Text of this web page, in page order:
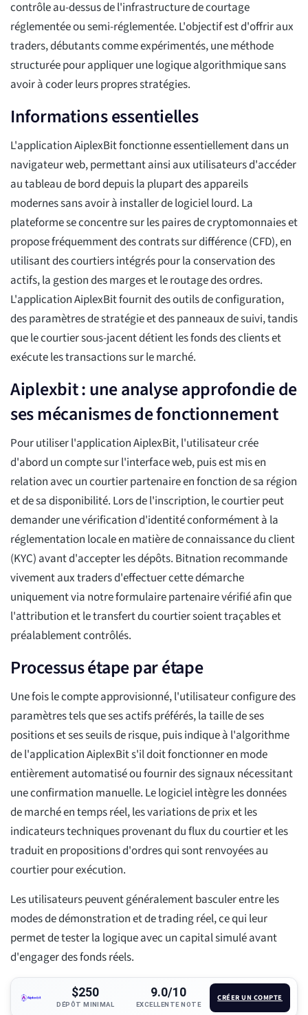
contrôle au-dessus de l'infrastructure de courtage
réglementée ou semi-réglementée. L'objectif est d'offrir aux
traders, débutants comme expérimentés, une méthode
structurée pour appliquer une logique algorithmique sans
avoir à coder leurs propres stratégies.
Informations essentielles
L'application AiplexBit fonctionne essentiellement dans un
navigateur web, permettant ainsi aux utilisateurs d'accéder
au tableau de bord depuis la plupart des appareils
modernes sans avoir à installer de logiciel lourd. La
plateforme se concentre sur les paires de cryptomonnaies et
propose fréquemment des contrats sur différence (CFD), en
utilisant des courtiers intégrés pour la conservation des
actifs, la gestion des marges et le routage des ordres.
L'application AiplexBit fournit des outils de configuration,
des paramètres de stratégie et des panneaux de suivi, tandis
que le courtier sous-jacent détient les fonds des clients et
exécute les transactions sur le marché.
Aiplexbit : une analyse approfondie de
ses mécanismes de fonctionnement
Pour utiliser l'application AiplexBit, l'utilisateur crée
d'abord un compte sur l'interface web, puis est mis en
relation avec un courtier partenaire en fonction de sa région
et de sa disponibilité. Lors de l'inscription, le courtier peut
demander une vérification d'identité conformément à la
réglementation locale en matière de connaissance du client
(KYC) avant d'accepter les dépôts. Bitnation recommande
vivement aux traders d'effectuer cette démarche
uniquement via notre formulaire partenaire vérifié afin que
l'attribution et le transfert du courtier soient traçables et
préalablement contrôlés.
Processus étape par étape
Une fois le compte approvisionné, l'utilisateur configure des
paramètres tels que ses actifs préférés, la taille de ses
positions et ses seuils de risque, puis indique à l'algorithme
de l'application AiplexBit s'il doit fonctionner en mode
entièrement automatisé ou fournir des signaux nécessitant
une confirmation manuelle. Le logiciel intègre les données
de marché en temps réel, les variations de prix et les
indicateurs techniques provenant du flux du courtier et les
traduit en propositions d'ordres qui sont renvoyées au
courtier pour exécution.
Les utilisateurs peuvent généralement basculer entre les
modes de démonstration et de trading réel, ce qui leur
permet de tester la logique avec un capital simulé avant
d'engager des fonds réels.
$250
DÉPÔT MINIMAL
9.0/10
EXCELLENTE NOTE
CRÉER UN COMPTE